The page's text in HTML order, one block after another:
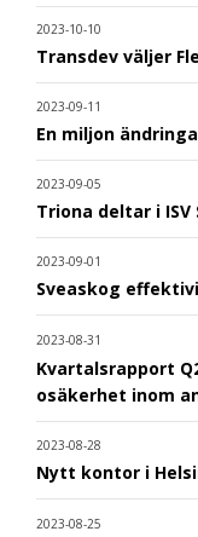
2023-10-10
Transdev väljer
2023-09-11
En miljon
2023-09-05
Triona deltar i ISV
2023-09-01
Sveaskog
2023-08-31
Kvartalsrapport
osäkerhet inom
2023-08-28
Nytt kontor i
2023-08-25